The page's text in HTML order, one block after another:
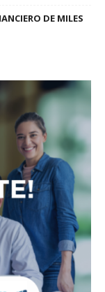
DE MILES